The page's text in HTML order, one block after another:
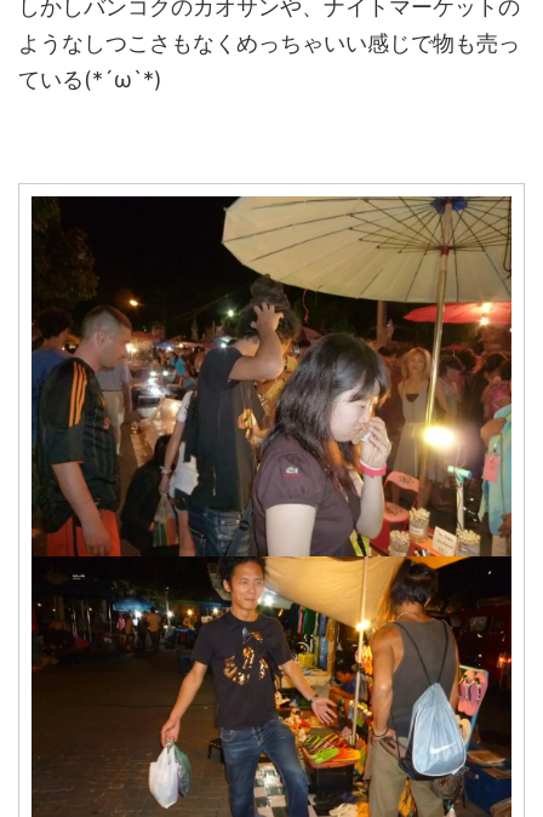
しかしバンコクのカオサンや、ナイトマーケットの
ようなしつこさもなくめっちゃいい感じで物も売っ
ている(*´ω`*)